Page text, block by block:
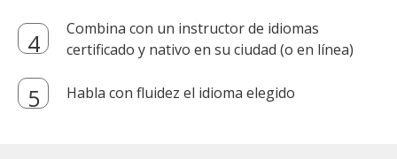
Combina con un instructor de idiomas
certificado y nativo en su ciudad (o en línea)
Habla con fluidez el idioma elegido